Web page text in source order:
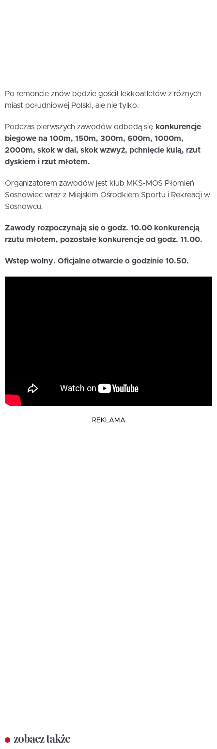
Po remoncie znów będzie gościł lekkoatletów z różnych
miast południowej Polski, ale nie tylko.
Podczas pierwszych zawodów odbędą się konkurencje
biegowe na 100m, 150m, 300m, 600m, 1000m,
2000m, skok w dal, skok wzwyż, pchnięcie kulą, rzut
dyskiem i rzut młotem.
Organizatorem zawodów jest klub MKS-MOS Płomień
Sosnowiec wraz z Miejskim Ośrodkiem Sportu i Rekreacji w
Sosnowcu.
Zawody rozpoczynają się o godz. 10.00 konkurencją
rzutu młotem, pozostałe konkurencje od godz. 11.00.
Wstęp wolny. Oficjalne otwarcie o godzinie 10.50.
REKLAMA
zobacz także